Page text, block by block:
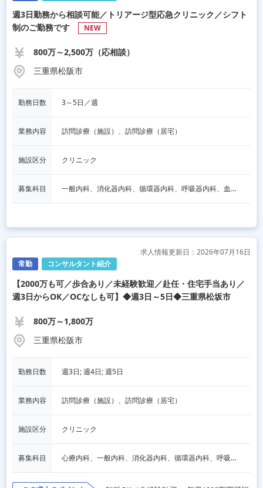
週3日勤務から相談可能／トリアージ型応急クリニック／シフト
制のご勤務です
NEW
800万～2,500万（応相談）
三重県松阪市
勤務日数 3～5日／週
業務内容 訪問診療（施設）、訪問診療（居宅）
施設区分 クリニック
募集科目 一般内科、消化器内科、循環器内科、呼吸器内科、血液内科、脳神経内科、内分泌内科、老人内科、一般外科、消化器外科、その他
常勤 コンサルタント紹介
求人情報更新日：2026年07月16日
【2000万も可／歩合あり／未経験歓迎／赴任・住宅手当あり／
週3日からOK／OCなしも可】◆週3日～5日◆三重県松坂市
800万～1,800万
三重県松阪市
勤務日数 週3日; 週4日; 週5日
業務内容 訪問診療（施設）、訪問診療（居宅）
施設区分 クリニック
募集科目 心療内科、一般内科、消化器内科、循環器内科、呼吸器内科、血液内科、脳神経内科、内分泌内科、老人内科、一般外科、消化器外科、心臓外科、呼吸器外科、脳神経外科、整形外科、形成外科、リハビリテーション科、泌尿器科、放射線科、人工透析、麻酔科